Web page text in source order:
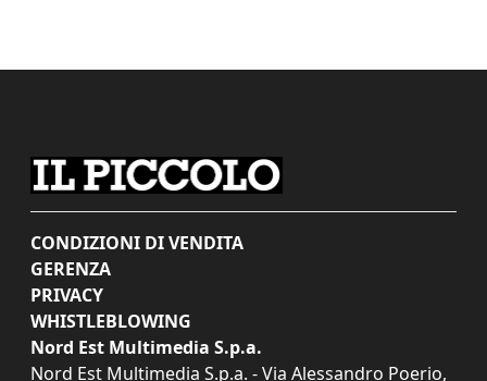
CONDIZIONI DI VENDITA
GERENZA
PRIVACY
WHISTLEBLOWING
Nord Est Multimedia S.p.a.
Nord Est Multimedia S.p.a. - Via Alessandro Poerio,